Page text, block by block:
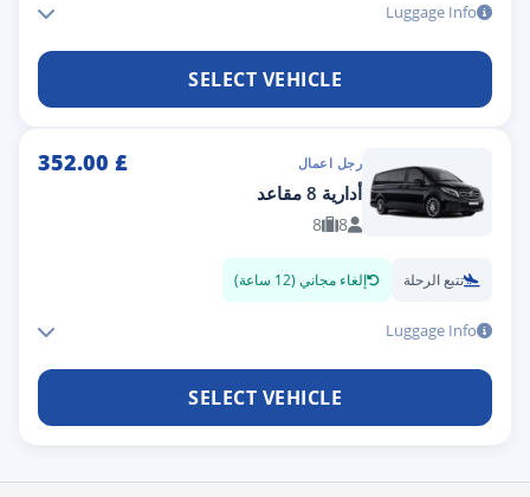
Luggage Info
SELECT VEHICLE
رجل اعمال £
352.00
أدارية 8 مقاعد
8
8
تتبع الرحلة إلغاء مجاني (12 ساعة)
Luggage Info
SELECT VEHICLE